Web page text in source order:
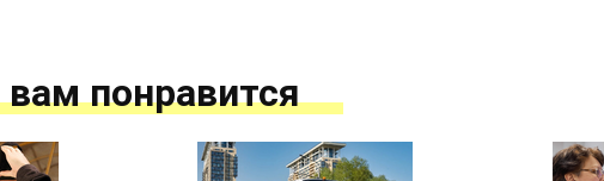
понравится